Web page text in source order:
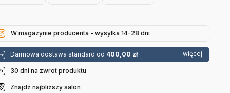
W magazynie producenta - wysyłka 14-28 dni
Darmowa dostawa standard od 400,00 zł więcej
30 dni na zwrot produktu
Znajdź najbliższy salon